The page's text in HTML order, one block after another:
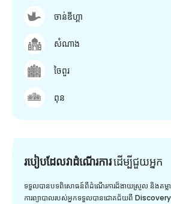
ចាន់ឌីហ្គា
សំណាង
ចៃពួរ
ពុន
របៀបដែលវាដំណើរការដើម្បី​ជួយ​អ្នក
ទទួលបានបទពិសោធន៍ពីដំណើរការដ៏ងាយស្រួល និងតម្លាភា
ការព្យាបាលរបស់អ្នកទទួលបានជោគជ័យពី